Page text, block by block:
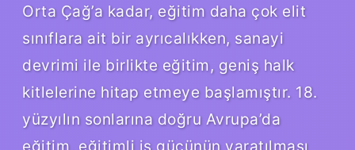
Orta Çağ’a kadar, eğitim daha çok elit
sınıflara ait bir ayrıcalıkken, sanayi
devrimi ile birlikte eğitim, geniş halk
kitlelerine hitap etmeye başlamıştır. 18.
yüzyılın sonlarına doğru Avrupa’da
eğitim, eğitimli iş gücünün yaratılması